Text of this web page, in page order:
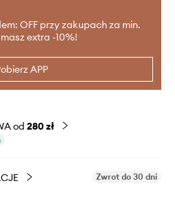
OFF przy zakupach za min.
extra -10%!
APP
od 280 zł
Zwrot do 30 dni